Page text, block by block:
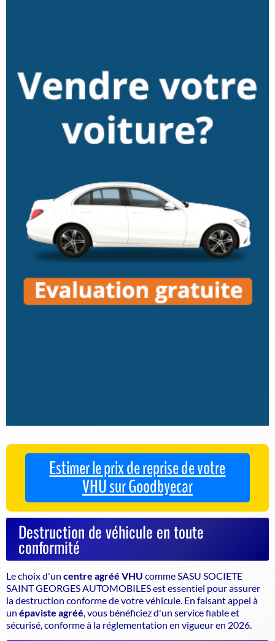
Estimer le prix de reprise de votre
VHU sur Goodbyecar
Destruction de véhicule en toute
conformité
Le choix d'un centre agréé VHU comme SASU SOCIETE
SAINT GEORGES AUTOMOBILES est essentiel pour assurer
ladestruction conformede votre véhicule. En faisant appel à
un épaviste agréé , vous bénéficiez d'un service fiable et
sécurisé, conforme à la réglementation en vigueur en 2026.